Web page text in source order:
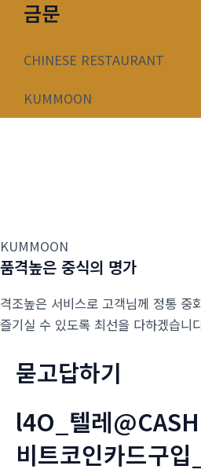
너
금문
CHINESE RESTAURANT
KUMMOON
KUMMOON
품격높은 중식의 명가
격조높은 서비스로 고객님께 정통 중
즐기실 수 있도록 최선을 다하겠습니
묻고답하기
l4O_텔레
비트코인카드구